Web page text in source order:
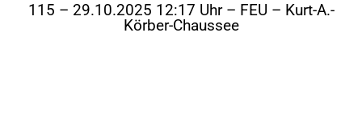
115 – 29.10.2025 12:17 Uhr – FEU – Kurt-A.-
Körber-Chaussee